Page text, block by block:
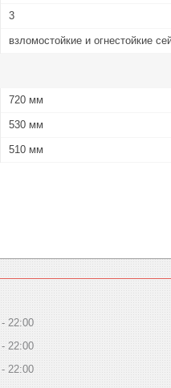
3
взломостойкие и огнестойкие
720 мм
530 мм
510 мм
22:00
22:00
22:00